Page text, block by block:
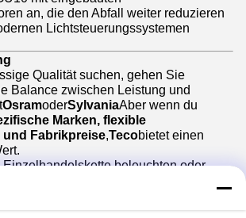
an, die den Abfall weiter reduzieren
Lichtsteuerungssystemen
Qualität suchen, gehen Sie
Balance zwischen Leistung und
OsramoderSylvaniaAber wenn du
Marken, flexible
Fabrikpreise,Tecobietet einen
beleuchten oder
beliefern, die Marke, die Sie
auf den gesamten Projektlebenszyklus
Sie klug und lassen Sie es uns wissen,